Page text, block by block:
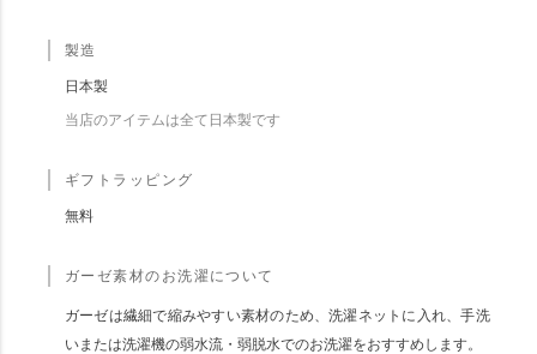
製造
日本製
当店のアイテムは全て日本製です
ギフトラッピング
無料
ガーゼ素材のお洗濯について
ガーゼは繊細で縮みやすい素材のため、洗濯ネットに入れ、手洗
いまたは洗濯機の弱水流・弱脱水でのお洗濯をおすすめします。